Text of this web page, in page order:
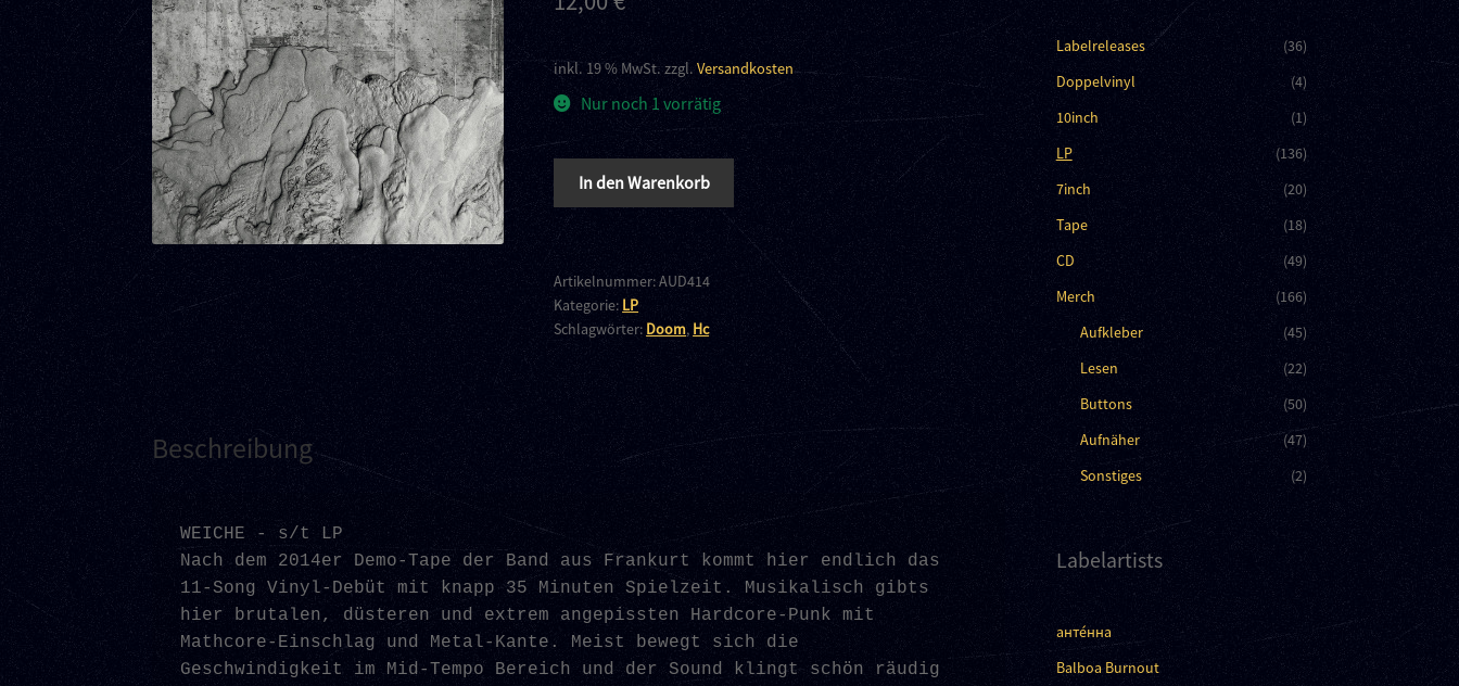
inkl. 19 % MwSt. zzgl.Versandkosten
Nur noch 1 vorrätig
Weiche
s.t.
LP
Menge
In den Warenkorb
Artikelnummer:AUD414
Kategorie: LP
Schlagwörter: Doom, Hc
Beschreibung
WEICHE - s/t LP
Nach dem 2014er Demo-Tape der Band aus Frankurt kommt hier endlich das
11-Song Vinyl-Debüt mit knapp 35 Minuten Spielzeit. Musikalisch gibts
hier brutalen, düsteren und extrem angepissten Hardcore-Punk mit
Mathcore-Einschlag und Metal-Kante. Meist bewegt sich die
Geschwindigkeit im Mid-Tempo Bereich und der Sound klingt schön räudig
Labelreleases
(36)
Doppelvinyl
(4)
10inch
(1)
LP
(136)
7inch
(20)
Tape
(18)
CD
(49)
Merch
(166)
Aufkleber
(45)
Lesen
(22)
Buttons
(50)
Aufnäher
(47)
Sonstiges
(2)
Labelartists
анте́нна
Balboa Burnout